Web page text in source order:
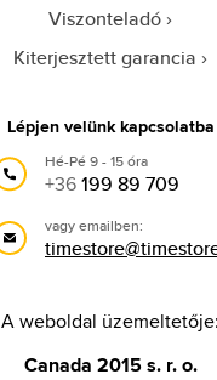
Viszonteladó
Kiterjesztett garancia
Lépjen velünk kapcsolatba
Hé-Pé 9 - 15 óra
+36199 89 709
vagy emailben:
A weboldal üzemeltetője:
Canada 2015 s. r. o.